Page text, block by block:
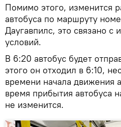
Помимо этого, изменится
автобуса по маршруту
Даугавпилс, это связано
условий.
В 6:20 автобус будет
этого он отходил в 6:10,
времени начала движения
время прибытия автобуса
не изменится.